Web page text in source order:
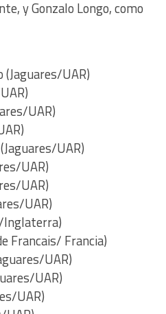
y Gonzalo Longo, como
(Jaguares/UAR)
UAR)
UAR)
UAR)
UAR)
UAR)
Inglaterra)
Francais/ Francia)
UAR)
UAR)
UAR)